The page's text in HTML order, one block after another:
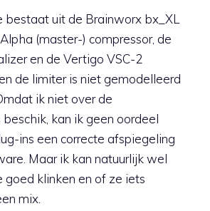
bestaat uit de Brainworx bx_XL
(master-) compressor, de
en de Vertigo VSC-2
de limiter is niet gemodelleerd
ik niet over de
kan ik geen oordeel
ins een correcte afspiegeling
Maar ik kan natuurlijk wel
goed klinken en of ze iets
mix.